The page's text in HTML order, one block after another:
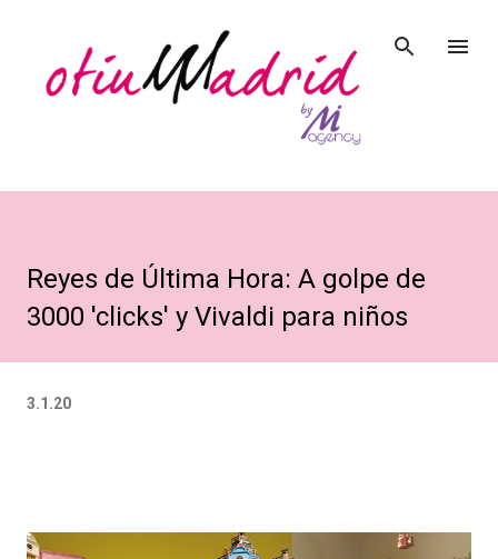
Ir al contenido principal
Reyes de Última Hora: A golpe de
3000 'clicks' y Vivaldi para niños
3.1.20